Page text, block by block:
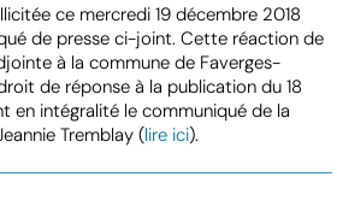
ce mercredi 19 décembre 2018
de presse ci-joint. Cette réaction de
à la commune de Faverges-
de réponse à la publication du 18
en intégralité le communiqué de la
Tremblay (lire ici).